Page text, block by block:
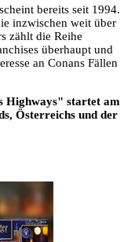
bereits seit 1994.
inzwischen weit über
zählt die Reihe
überhaupt und
an Conans Fällen
Highways" startet am
Österreichs und der